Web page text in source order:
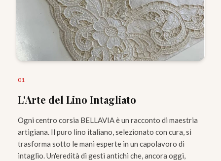
01
L'Arte del Lino Intagliato
Ogni centro corsia BELLAVIA è un racconto di maestria
artigiana. Il puro lino italiano, selezionato con cura, si
trasforma sotto le mani esperte in un capolavoro di
intaglio. Un'eredità di gesti antichi che, ancora oggi,